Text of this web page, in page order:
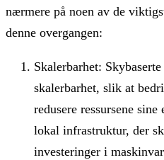
nærmere på noen av de
denne overgangen:
Skalerbarhet:
skalerbarhet, slik at
redusere ressursene
lokal infrastruktur, der
investeringer i